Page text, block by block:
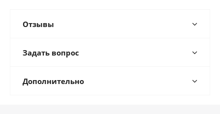
Отзывы
Задать вопрос
Дополнительно